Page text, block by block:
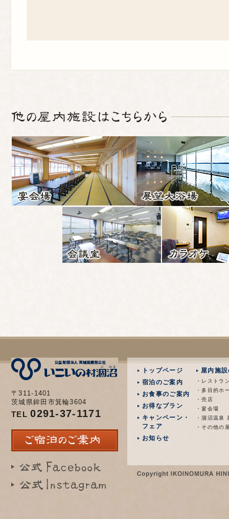
〒311-1401
茨城県鉾田市箕輪3604
TEL0291-37-1171
トップページ
宿泊のご案内
お食事のご案内
お得なプラン
キャンペーン・
フェア
お知らせ
屋内施
・レストラ
・多目的ホ
・売店
・宴会場
・涸沼温泉
・その他の